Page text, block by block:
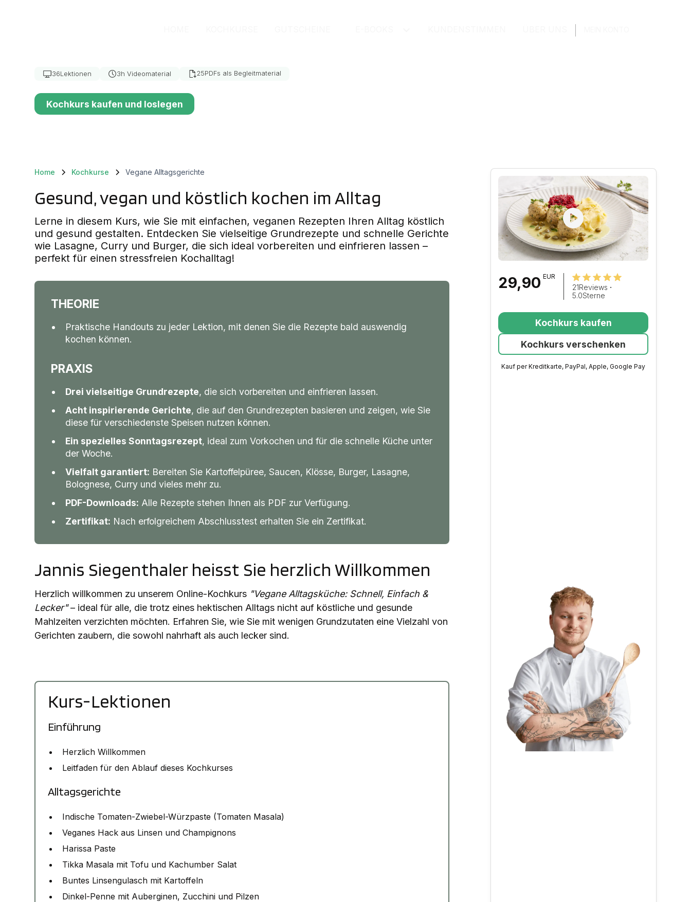
36Lektionen 3h Videomaterial 25PDFs als Begleitmaterial
Kochkurs kaufen und loslegen
Home Kochkurse Vegane Alltagsgerichte
Gesund, vegan und köstlich kochen im Alltag
Lerne in diesem Kurs, wie Sie mit einfachen, veganen Rezepten Ihren Alltag köstlich
und gesund gestalten. Entdecken Sie vielseitige Grundrezepte und schnelle Gerichte
wie Lasagne, Curry und Burger, die sich ideal vorbereiten und einfrieren lassen –
perfekt für einen stressfreien Kochalltag!
THEORIE
Praktische Handouts zu jeder Lektion, mit denen Sie die Rezepte bald auswendig
kochen können.
PRAXIS
Drei vielseitige Grundrezepte, die sich vorbereiten und einfrieren lassen.
Acht inspirierende Gerichte, die auf den Grundrezepten basieren und zeigen, wie Sie
diese für verschiedenste Speisen nutzen können.
Ein spezielles Sonntagsrezept, ideal zum Vorkochen und für die schnelle Küche unter
der Woche.
Vielfalt garantiert: Bereiten Sie Kartoffelpüree, Saucen, Klösse, Burger, Lasagne,
Bolognese, Curry und vieles mehr zu.
PDF-Downloads: Alle Rezepte stehen Ihnen als PDF zur Verfügung.
Zertifikat: Nach erfolgreichem Abschlusstest erhalten Sie ein Zertifikat.
Jannis Siegenthaler heisst Sie herzlich Willkommen
Herzlich willkommen zu unserem Online-Kochkurs "Vegane Alltagsküche: Schnell, Einfach &
Lecker"– ideal für alle, die trotz eines hektischen Alltags nicht auf köstliche und gesunde
Mahlzeiten verzichten möchten. Erfahren Sie, wie Sie mit wenigen Grundzutaten eine Vielzahl von
Gerichten zaubern, die sowohl nahrhaft als auch lecker sind.
Kurs-Lektionen
Einführung
Herzlich Willkommen
Leitfaden für den Ablauf dieses Kochkurses
Alltagsgerichte
Indische Tomaten-Zwiebel-Würzpaste (Tomaten Masala)
Veganes Hack aus Linsen und Champignons
Harissa Paste
Tikka Masala mit Tofu und Kachumber Salat
Buntes Linsengulasch mit Kartoffeln
Dinkel-Penne mit Auberginen, Zucchini und Pilzen
29,90 EUR
21Reviews ·
5.0Sterne
Kochkurs kaufen
Kochkurs verschenken
Kauf per Kreditkarte, PayPal, Apple, Google Pay